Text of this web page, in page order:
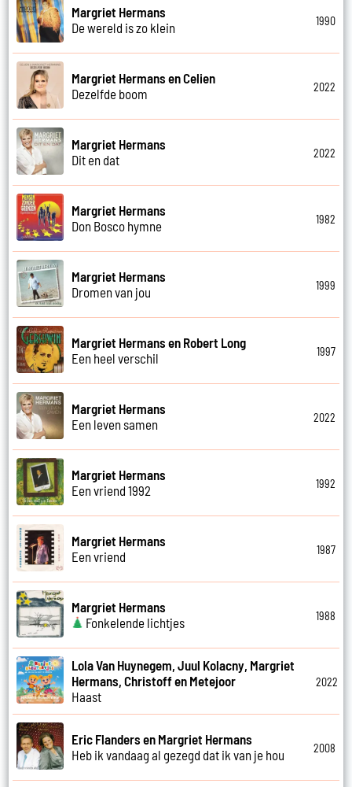
Margriet Hermans
De wereld is zo klein
1990
Margriet Hermans en Celien
Dezelfde boom
2022
Margriet Hermans
Dit en dat
2022
Margriet Hermans
Don Bosco hymne
1982
Margriet Hermans
Dromen van jou
1999
Margriet Hermans en Robert Long
Een heel verschil
1997
Margriet Hermans
Een leven samen
2022
Margriet Hermans
Een vriend 1992
1992
Margriet Hermans
Een vriend
1987
Margriet Hermans
Fonkelende lichtjes
1988
Lola Van Huynegem, Juul Kolacny, Margriet
Hermans, Christoff en Metejoor
Haast
2022
Eric Flanders en Margriet Hermans
Heb ik vandaag al gezegd dat ik van je hou
2008